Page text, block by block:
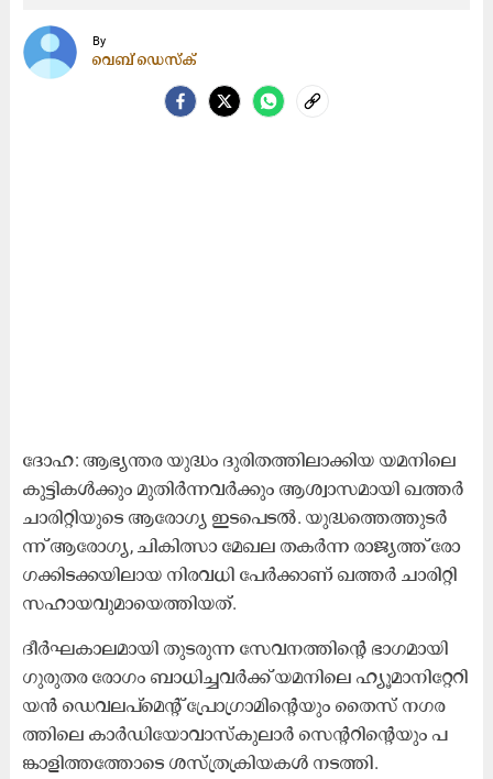
By
വെബ് ഡെസ്ക്
ദോ​ഹ: ആ​ഭ്യ​ന്ത​ര യു​ദ്ധം ദു​രി​ത​ത്തി​ലാ​ക്കി​യ യ​മ​നി​ലെ
കു​ട്ടി​ക​ൾ​ക്കും മു​തി​ർ​ന്ന​വ​ർ​ക്കും ആ​ശ്വാ​സ​മാ​യി ഖ​ത്ത​ർ
ചാ​രി​റ്റി​യു​ടെ ആ​രോ​ഗ്യ ഇ​ട​പെ​ട​ൽ. യു​ദ്ധ​ത്തെ​ത്തു​ട​ർ​
ന്ന് ആ​രോ​ഗ്യ, ചി​കി​ത്സാ മേ​ഖ​ല ത​ക​ർ​ന്ന രാ​ജ്യ​ത്ത് രോ​
ഗ​ക്കി​ട​ക്ക​യി​ലാ​യ നി​ര​വ​ധി പേ​ർ​ക്കാ​ണ് ഖ​ത്ത​ർ ചാ​രി​റ്റി
സ​ഹാ​യ​വു​മാ​യെ​ത്തി​യ​ത്.
ദീ​ർ​ഘ​കാ​ല​മാ​യി തു​ട​രു​ന്ന സേ​വ​ന​ത്തി​ന്റെ ഭാ​ഗ​മാ​യി
ഗു​രു​ത​ര രോ​ഗം ബാ​ധി​ച്ച​വ​ർ​ക്ക് യ​മ​നി​ലെ ഹ്യൂ​മാ​നി​റ്റേ​റി​
യ​ൻ ഡെ​വ​ല​പ്‌​മെ​ന്റ് പ്രോ​ഗ്രാ​മി​ന്റെ​യും തൈ​സ് ന​ഗ​ര​
ത്തി​ലെ കാ​ർ​ഡി​യോ​വാ​സ്‌​കു​ലാ​ർ സെ​ന്റ​റി​ന്റെ​യും പ​
ങ്കാ​ളി​ത്ത​ത്തോ​ടെ ശ​സ്ത്ര​ക്രി​യ​ക​ൾ ന​ട​ത്തി.